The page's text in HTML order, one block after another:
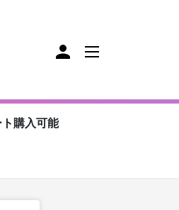
購入可能